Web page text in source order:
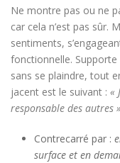
Ne montre pas ou ne
car cela n’est pas sûr.
sentiments,
fonctionnelle.
sans se plaindre, tout
jacent est le suivant : «
responsable des autres
Contrecarré par :
surface et en